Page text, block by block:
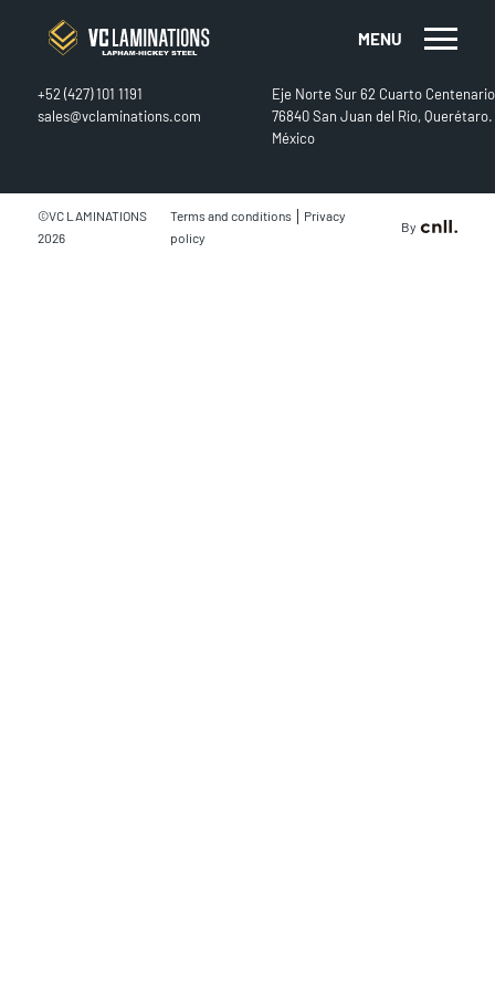
MENU
CONTACT
+52 (427) 101 1191
sales@vclaminations.com
Eje Norte Sur 62 Cuarto Centenario
76840 San Juan del Río, Querétaro.
México
©VC LAMINATIONS
2026
Terms and conditions | Privacy
policy
By